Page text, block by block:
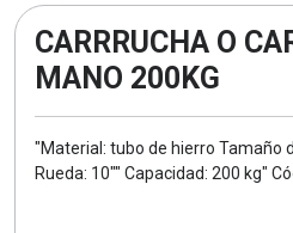
CARRRUCHA O
MANO 200KG
"Material: tubo de hierro Tamaño
Rueda: 10"" Capacidad: 200 kg"